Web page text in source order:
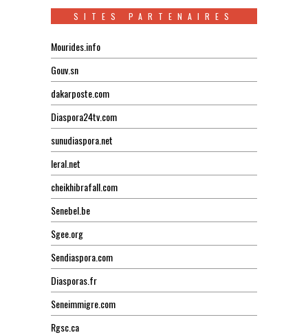
SITES PARTENAIRES
Mourides.info
Gouv.sn
dakarposte.com
Diaspora24tv.com
sunudiaspora.net
leral.net
cheikhibrafall.com
Senebel.be
Sgee.org
Sendiaspora.com
Diasporas.fr
Seneimmigre.com
Rgsc.ca